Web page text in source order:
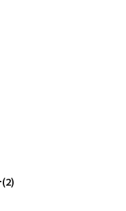
(2)